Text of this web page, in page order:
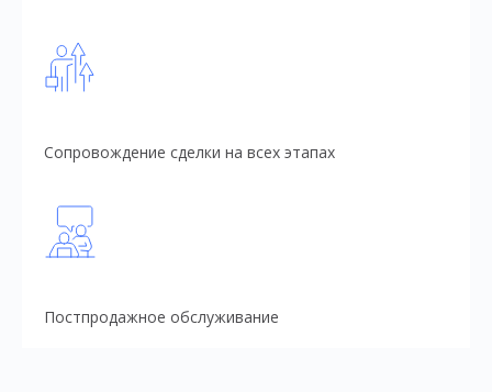
Сопровождение сделки на всех этапах
Постпродажное обслуживание